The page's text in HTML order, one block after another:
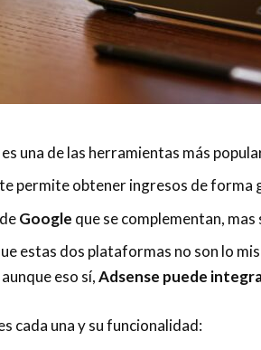
es una de las herramientas más
te permite obtener ingresos de forma
Google que se complementan,
estas dos plataformas no son lo
eso sí,Adsense puede
cada una y su funcionalidad: